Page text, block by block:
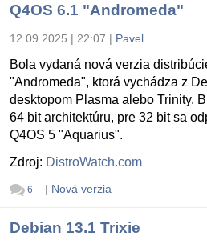
Q4OS 6.1 "Andromeda"
12.09.2025 | 22:07 | Pavel
Bola vydaná nová verzia
"Andromeda", ktorá vychádza z
desktopom Plasma alebo Trinity.
64 bit architektúru, pre 32 bit sa
Q4OS 5 "Aquarius".
Zdroj: DistroWatch.com
6 | Nová verzia
Debian 13.1 Trixie